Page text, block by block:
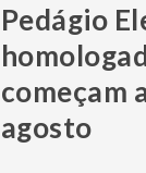
Pedágio
começam
agosto